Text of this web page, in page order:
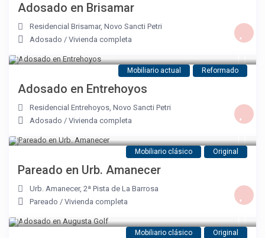
Adosado en Brisamar
Residencial Brisamar,Novo Sancti Petri
Adosado /Vivienda completa
Mobiliario actual Reformado
Adosado en Entrehoyos
Residencial Entrehoyos,Novo Sancti Petri
Adosado /Vivienda completa
Mobiliario clásico Original
Pareado en Urb. Amanecer
Urb. Amanecer,2ª Pista de La Barrosa
Pareado /Vivienda completa
Mobiliario clásico Original